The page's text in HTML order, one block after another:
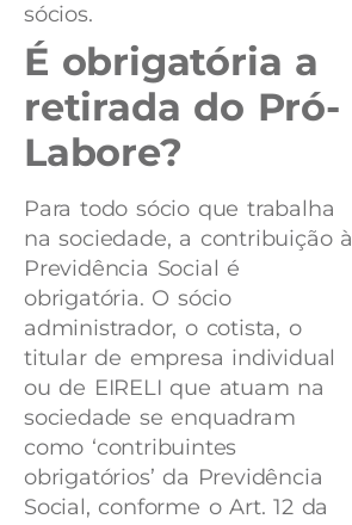
sócios.
É obrigatória a
retirada do Pró-
Labore?
Para todo sócio que trabalha
na sociedade, a contribuição à
Previdência Social é
obrigatória. O sócio
administrador, o cotista, o
titular de empresa individual
ou de EIRELI que atuam na
sociedade se enquadram
como ‘contribuintes
obrigatórios’ da Previdência
Social, conforme o Art. 12 da